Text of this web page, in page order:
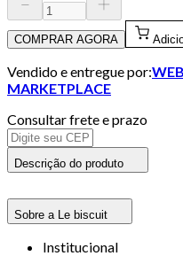
COMPRAR AGORA
Vendido e entregue por:
MARKETPLACE
Consultar frete e prazo
Descrição do produto
Sobre a Le biscuit
Institucional